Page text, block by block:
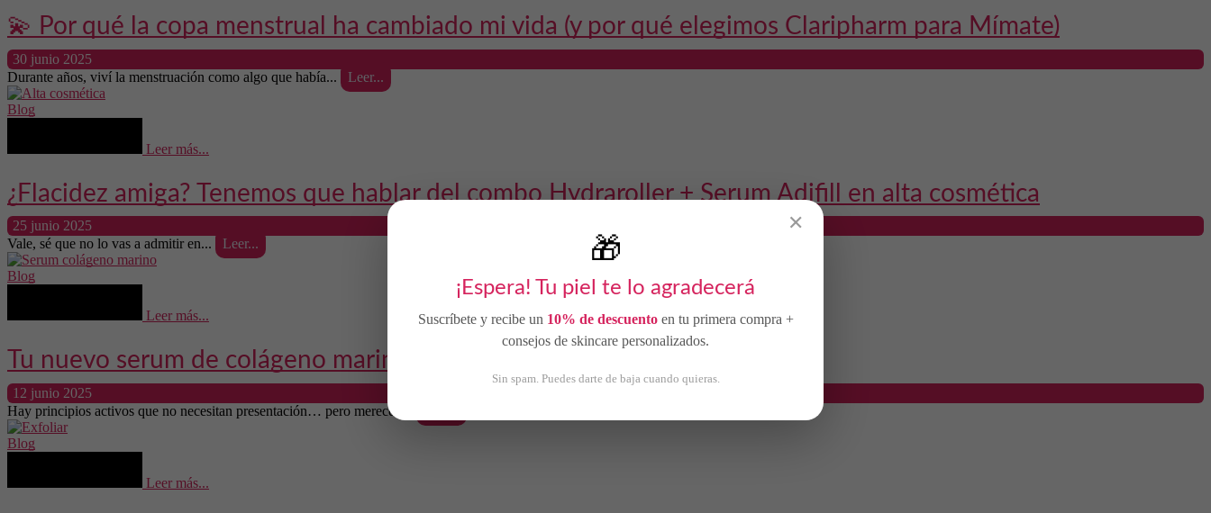
💫 Por qué la copa menstrual ha cambiado mi vida (y por qué elegimos Claripharm para Mímate)
30 junio 2025
Durante años, viví la menstruación como algo que había...
Leer...
Blog
Leer más...
¿Flacidez amiga? Tenemos que hablar del combo Hydraroller + Serum Adifill en alta cosmética
25 junio 2025
Vale, sé que no lo vas a admitir en...
Leer...
Blog
Leer más...
Tu nuevo serum de colágeno marino
12 junio 2025
Hay principios activos que no necesitan presentación… pero merecen...
Blog
Leer más...
✕
🎁
¡Espera! Tu piel te lo agradecerá
Suscríbete y recibe un 10% de descuentoen tu primera compra +
consejos de skincare personalizados.
Sin spam. Puedes darte de baja cuando quieras.